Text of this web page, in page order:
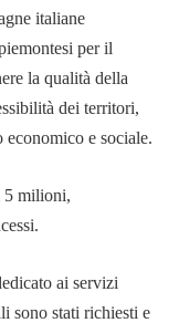
italiane
per il
la qualità della
dei territori,
e sociale.
5 milioni,
ai servizi
sono stati richiesti e